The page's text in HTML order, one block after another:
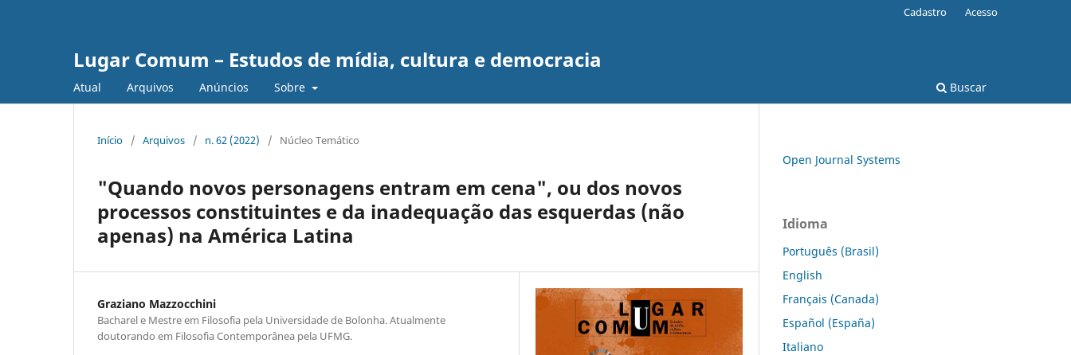
Lugar Comum – Estudos de mídia, cultura e democracia
Atual Arquivos Anúncios Sobre Buscar
Cadastro Acesso
Início / Arquivos / n. 62 (2022) / Núcleo Temático
"Quando novos personagens entram em cena", ou dos novos
processos constituintes e da inadequação das esquerdas (não
apenas) na América Latina
Graziano Mazzocchini
Bacharel e Mestre em Filosofia pela Universidade de Bolonha. Atualmente
doutorando em Filosofia Contemporânea pela UFMG.
Open Journal Systems
Idioma
Português (Brasil)
English
Français (Canada)
Español (España)
Italiano